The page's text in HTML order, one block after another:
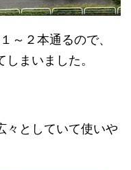
～２本通るので、
まいました。
々としていて使いや